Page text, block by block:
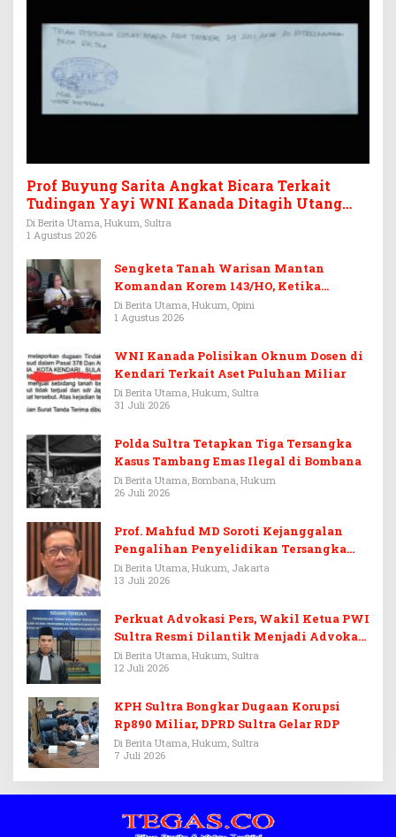
Prof Buyung Sarita Angkat Bicara Terkait
Tudingan Yayi WNI Kanada Ditagih Utang
Rp3,6 Miliar
Di Berita Utama, Hukum, Sultra
1 Agustus 2026
Sengketa Tanah Warisan Mantan
Komandan Korem 143/HO, Ketika
Warisan Menjadi Arena Pemerasan
Di Berita Utama, Hukum, Opini
1 Agustus 2026
WNI Kanada Polisikan Oknum Dosen di
Kendari Terkait Aset Puluhan Miliar
Di Berita Utama, Hukum, Sultra
31 Juli 2026
Polda Sultra Tetapkan Tiga Tersangka
Kasus Tambang Emas Ilegal di Bombana
Di Berita Utama, Bombana, Hukum
26 Juli 2026
Prof. Mahfud MD Soroti Kejanggalan
Pengalihan Penyelidikan Tersangka
Febrie Adriansyah
Di Berita Utama, Hukum, Jakarta
13 Juli 2026
Perkuat Advokasi Pers, Wakil Ketua PWI
Sultra Resmi Dilantik Menjadi Advokat
PERADI
Di Berita Utama, Hukum, Sultra
12 Juli 2026
KPH Sultra Bongkar Dugaan Korupsi
Rp890 Miliar, DPRD Sultra Gelar RDP
Di Berita Utama, Hukum, Sultra
7 Juli 2026